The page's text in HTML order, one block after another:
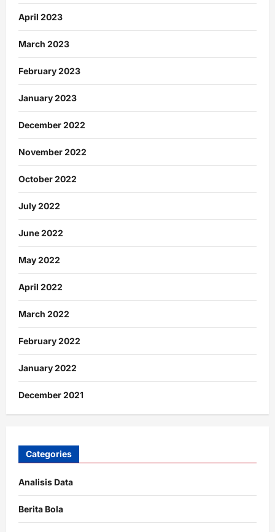
April 2023
March 2023
February 2023
January 2023
December 2022
November 2022
October 2022
July 2022
June 2022
May 2022
April 2022
March 2022
February 2022
January 2022
December 2021
Categories
Analisis Data
Berita Bola